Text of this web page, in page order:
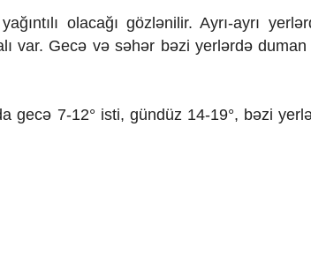
olacağı gözlənilir. Ayrı-ayrı
var. Gecə və səhər bəzi yerlərdə
gecə 7-12° isti, gündüz 14-19°, bəzi